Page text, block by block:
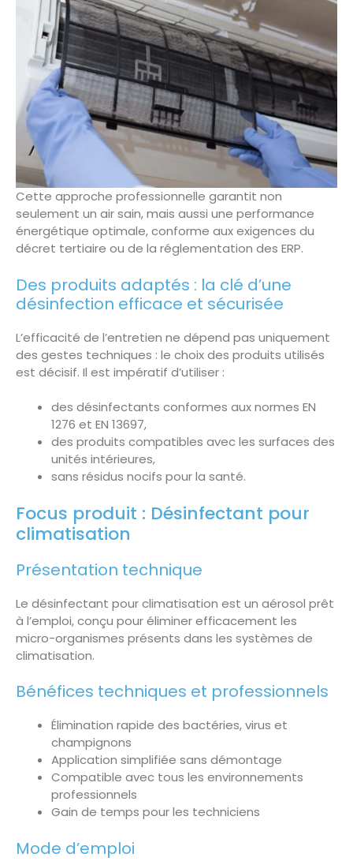
Cette approche professionnelle garantit non
seulement un air sain, mais aussi une performance
énergétique optimale, conforme aux exigences du
décret tertiaire ou de la réglementation des ERP.
Des produits adaptés : la clé d’une
désinfection efficace et sécurisée
L’efficacité de l’entretien ne dépend pas uniquement
des gestes techniques : le choix des produits utilisés
est décisif. Il est impératif d’utiliser :
des désinfectants conformes aux normes EN
1276 et EN 13697,
des produits compatibles avec les surfaces des
unités intérieures,
sans résidus nocifs pour la santé.
Focus produit : Désinfectant pour
climatisation
Présentation technique
Le désinfectant pour climatisation est un aérosol prêt
à l’emploi, conçu pour éliminer efficacement les
micro-organismes présents dans les systèmes de
climatisation.
Bénéfices techniques et professionnels
Élimination rapide des bactéries, virus et
champignons
Application simplifiée sans démontage
Compatible avec tous les environnements
professionnels
Gain de temps pour les techniciens
Mode d’emploi